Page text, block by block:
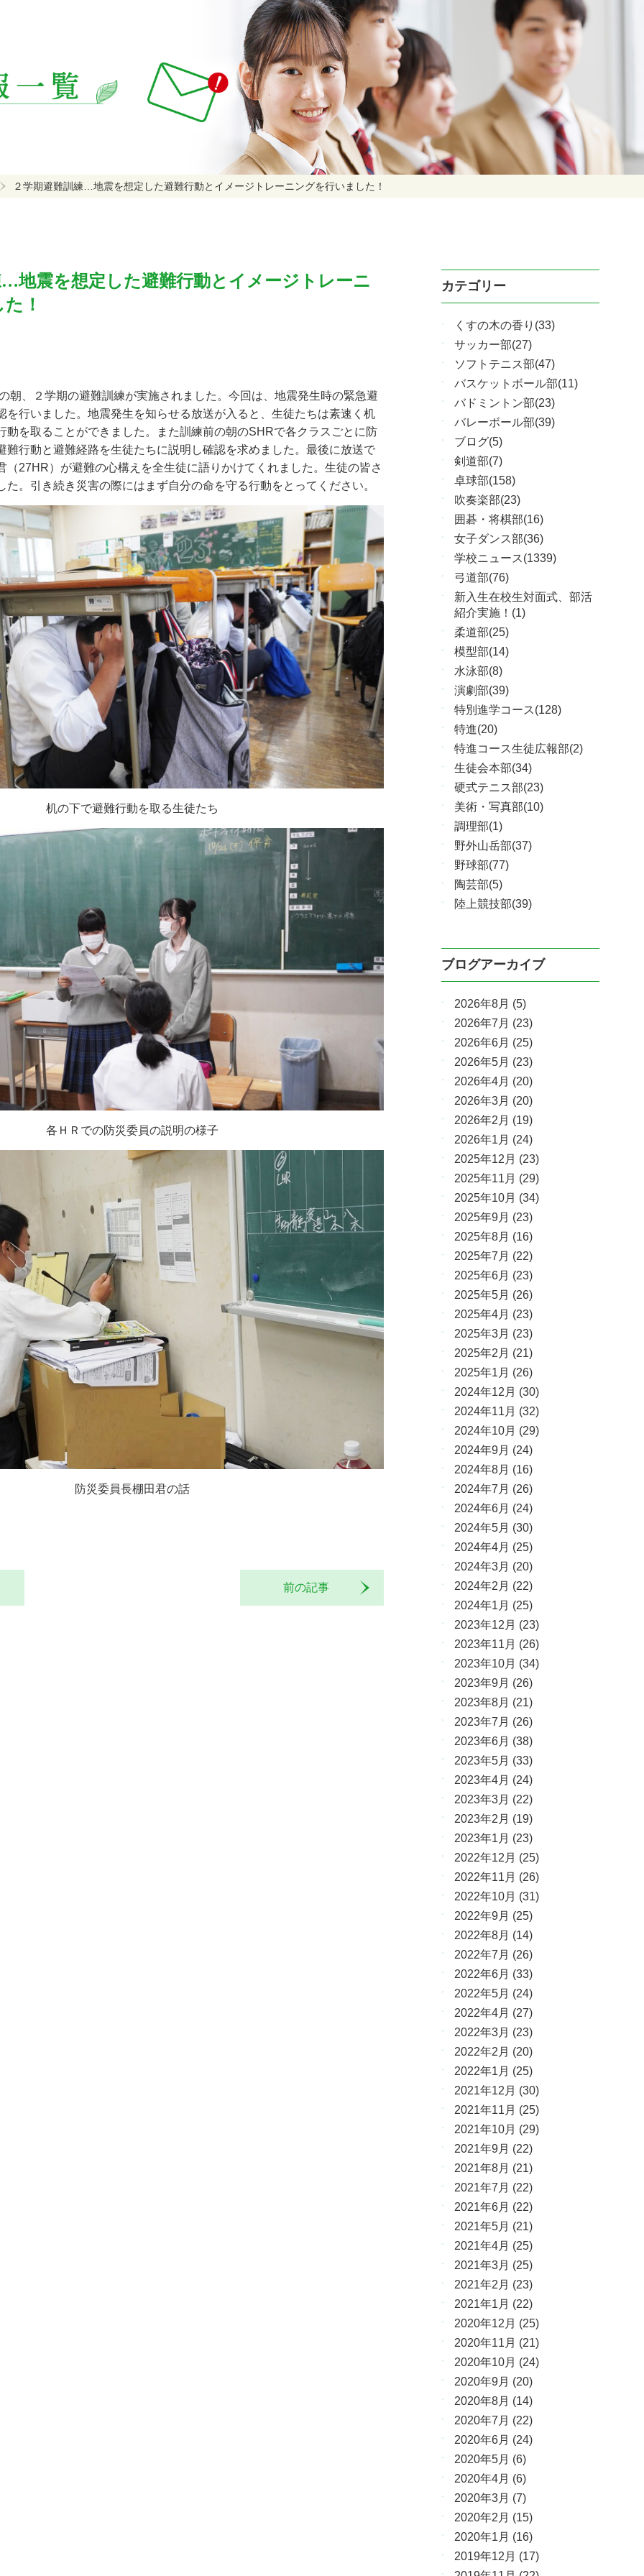
２学期避難訓練…地震を想定した避難行動とイメージトレーニングを行いました！
地震を想定した避難行動とイメージトレーニ
！
朝、２学期の避難訓練が実施されました。今回は、地震発生時の緊急避
を行いました。地震発生を知らせる放送が入ると、生徒たちは素速く机
動を取ることができました。また訓練前の朝のSHRで各クラスごとに防
難行動と避難経路を生徒たちに説明し確認を求めました。最後に放送で
（27HR）が避難の心構えを全生徒に語りかけてくれました。生徒の皆さ
た。引き続き災害の際にはまず自分の命を守る行動をとってください。
机の下で避難行動を取る生徒たち
各ＨＲでの防災委員の説明の様子
防災委員長棚田君の話
前の記事
カテゴリー
くすの木の香り(33)
サッカー部(27)
ソフトテニス部(47)
バスケットボール部(11)
バドミントン部(23)
バレーボール部(39)
ブログ(5)
剣道部(7)
卓球部(158)
吹奏楽部(23)
囲碁・将棋部(16)
女子ダンス部(36)
学校ニュース(1339)
弓道部(76)
新入生在校生対面式、部活
紹介実施！(1)
柔道部(25)
模型部(14)
水泳部(8)
演劇部(39)
特別進学コース(128)
特進(20)
特進コース生徒広報部(2)
生徒会本部(34)
硬式テニス部(23)
美術・写真部(10)
調理部(1)
野外山岳部(37)
野球部(77)
陶芸部(5)
陸上競技部(39)
ブログアーカイブ
2026年8月 (5)
2026年7月 (23)
2026年6月 (25)
2026年5月 (23)
2026年4月 (20)
2026年3月 (20)
2026年2月 (19)
2026年1月 (24)
2025年12月 (23)
2025年11月 (29)
2025年10月 (34)
2025年9月 (23)
2025年8月 (16)
2025年7月 (22)
2025年6月 (23)
2025年5月 (26)
2025年4月 (23)
2025年3月 (23)
2025年2月 (21)
2025年1月 (26)
2024年12月 (30)
2024年11月 (32)
2024年10月 (29)
2024年9月 (24)
2024年8月 (16)
2024年7月 (26)
2024年6月 (24)
2024年5月 (30)
2024年4月 (25)
2024年3月 (20)
2024年2月 (22)
2024年1月 (25)
2023年12月 (23)
2023年11月 (26)
2023年10月 (34)
2023年9月 (26)
2023年8月 (21)
2023年7月 (26)
2023年6月 (38)
2023年5月 (33)
2023年4月 (24)
2023年3月 (22)
2023年2月 (19)
2023年1月 (23)
2022年12月 (25)
2022年11月 (26)
2022年10月 (31)
2022年9月 (25)
2022年8月 (14)
2022年7月 (26)
2022年6月 (33)
2022年5月 (24)
2022年4月 (27)
2022年3月 (23)
2022年2月 (20)
2022年1月 (25)
2021年12月 (30)
2021年11月 (25)
2021年10月 (29)
2021年9月 (22)
2021年8月 (21)
2021年7月 (22)
2021年6月 (22)
2021年5月 (21)
2021年4月 (25)
2021年3月 (25)
2021年2月 (23)
2021年1月 (22)
2020年12月 (25)
2020年11月 (21)
2020年10月 (24)
2020年9月 (20)
2020年8月 (14)
2020年7月 (22)
2020年6月 (24)
2020年5月 (6)
2020年4月 (6)
2020年3月 (7)
2020年2月 (15)
2020年1月 (16)
2019年12月 (17)